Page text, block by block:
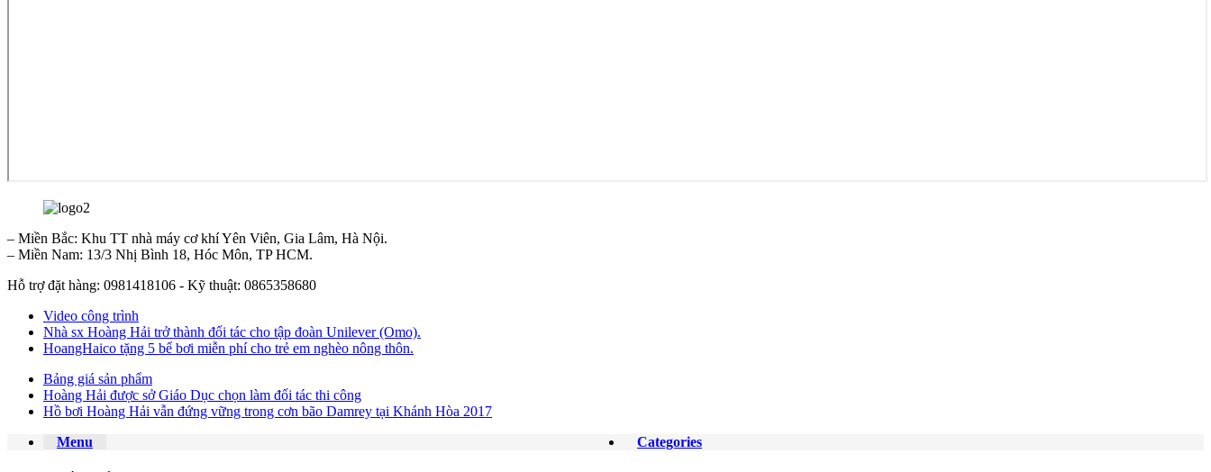
– Miền Bắc: Khu TT nhà máy cơ khí Yên Viên, Gia Lâm, Hà Nội.
– Miền Nam: 13/3 Nhị Bình 18, Hóc Môn, TP HCM.
Hỗ trợ đặt hàng: 0981418106 - Kỹ thuật: 0865358680
Video công trình
Nhà sx Hoàng Hải trở thành đối tác cho tập đoàn Unilever (Omo).
HoangHaico tặng 5 bể bơi miễn phí cho trẻ em nghèo nông thôn.
Bảng giá sản phẩm
Hoàng Hải được sở Giáo Dục chọn làm đối tác thi công
Hồ bơi Hoàng Hải vẫn đứng vững trong cơn bão Damrey tại Khánh Hòa 2017
Menu
Categories